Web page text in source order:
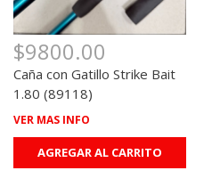
$9800.00
Caña con Gatillo Strike Bait
1.80 (89118)
VER MAS INFO
AGREGAR AL CARRITO